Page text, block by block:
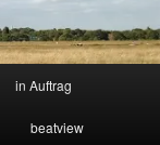
in Auftrag
beatview